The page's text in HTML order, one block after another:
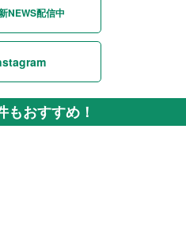
NEWS配信中
もおすすめ！